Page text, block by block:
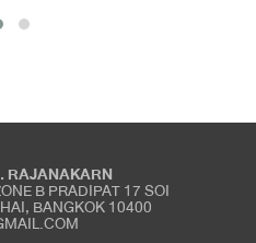
RAJANAKARN
B PRADIPAT 17 SOI
BANGKOK 10400